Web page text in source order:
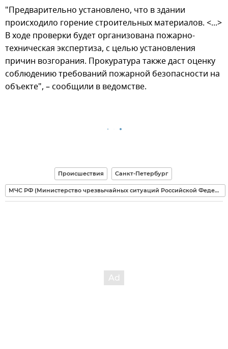
"Предварительно установлено, что в здании
происходило горение строительных материалов. <...>
В ходе проверки будет организована пожарно-
техническая экспертиза, с целью установления
причин возгорания. Прокуратура также даст оценку
соблюдению требований пожарной безопасности на
объекте", – сообщили в ведомстве.
Происшествия Санкт-Петербург
МЧС РФ (Министерство чрезвычайных ситуаций Российской Федерации)